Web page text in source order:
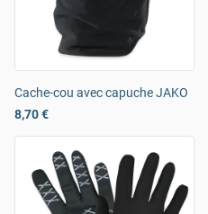
Cache-cou avec capuche JAKO
8,70 €